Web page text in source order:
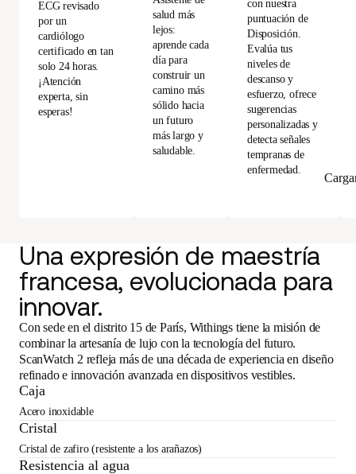
ECG revisado
por un
cardiólogo
certificado en tan
solo 24 horas.
¡Atención
experta, sin
esperas!
salud más
lejos:
aprende cada
día para
construir un
camino más
sólido hacia
un futuro
más largo y
saludable.
con nuestra
puntuación de
Disposición.
Evalúa tus
niveles de
descanso y
esfuerzo, ofrece
sugerencias
personalizadas y
detecta señales
tempranas de
enfermedad.
Una expresión de maestría
francesa, evolucionada para
innovar.
Con sede en el distrito 15 de París, Withings tiene la misión de
combinar la artesanía de lujo con la tecnología del futuro.
ScanWatch 2 refleja más de una década de experiencia en diseño
refinado e innovación avanzada en dispositivos vestibles.
Caja
Acero inoxidable
Cristal
Cristal de zafiro (resistente a los arañazos)
Resistencia al agua